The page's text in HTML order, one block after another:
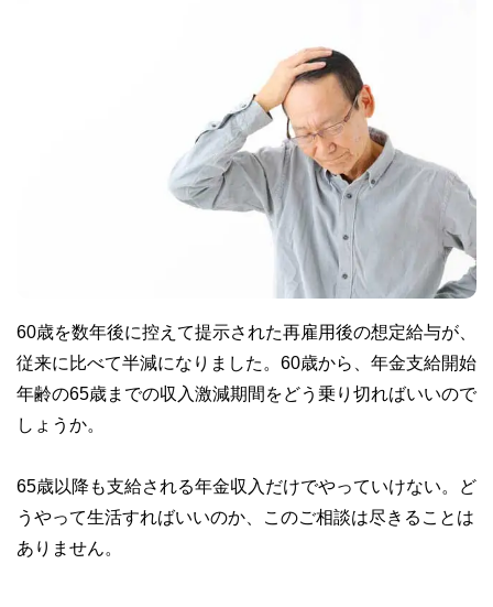
60歳を数年後に控えて提示された再雇用後の想定給与が、
従来に比べて半減になりました。60歳から、年金支給開始
年齢の65歳までの収入激減期間をどう乗り切ればいいので
しょうか。
65歳以降も支給される年金収入だけでやっていけない。ど
うやって生活すればいいのか、このご相談は尽きることは
ありません。